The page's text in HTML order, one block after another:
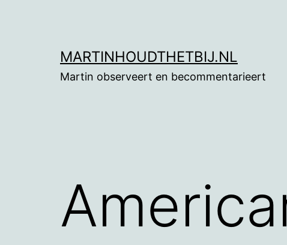
MARTINHOUDTHETBIJ.NL
Martin observeert en becommentarieert